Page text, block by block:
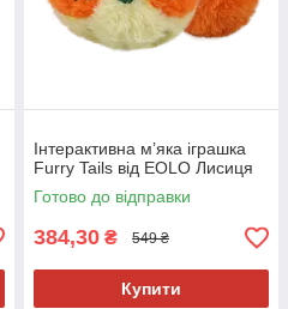
Інтерактивна м’яка іграшка
Furry Tails від EOLO Лисиця
Готово до відправки
384,30 ₴ 549 ₴
Купити